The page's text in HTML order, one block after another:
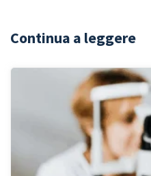
Continua a leggere